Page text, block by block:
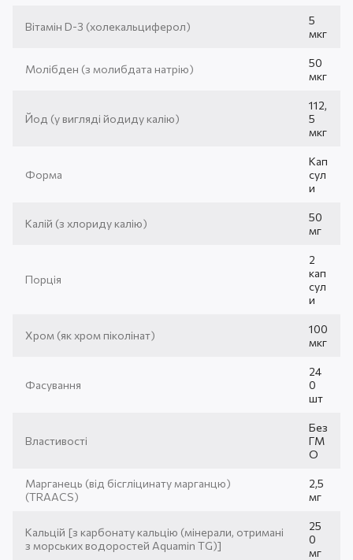
Вітамін D-3 (холекальциферол)
5
мкг
Молібден (з молибдата натрію)
50
мкг
Йод (у вигляді йодиду калію)
112,
5
мкг
Форма
Кап
сул
и
Калій (з хлориду калію)
50
мг
Порція
2
кап
сул
и
Хром (як хром піколінат)
100
мкг
Фасування
24
0
шт
Властивості
Без
ГМ
О
Марганець (від бісгліцинату марганцю)
(TRAACS)
2,5
мг
Кальцій [з карбонату кальцію (мінерали, отримані
з морських водоростей Aquamin TG)]
25
0
мг